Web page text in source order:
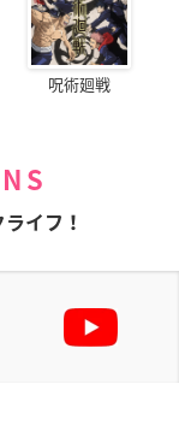
呪術廻戦
イフ！